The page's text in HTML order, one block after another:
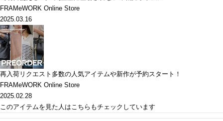
FRAMeWORK Online Store
2025.03.16
再入荷リクエスト多数の人気アイテムや新作が予約スタート！
FRAMeWORK Online Store
2025.02.28
このアイテムを見た人はこちらもチェックしています